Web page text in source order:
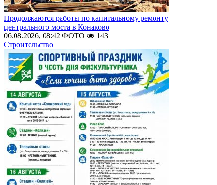
Продолжаются работы по капитальному ремонту
центрального моста в Конаково
06.08.2026, 08:42 ФОТО
143
Строительство